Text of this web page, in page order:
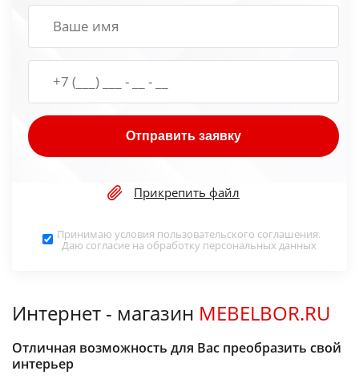
Отправить заявку
Прикрепить файл
Принимаю условия пользовательского соглашения.
Даю согласие на обработку персональных данных
Интернет - магазин MEBELBOR.RU
Отличная возможность для Вас преобразить свой
интерьер